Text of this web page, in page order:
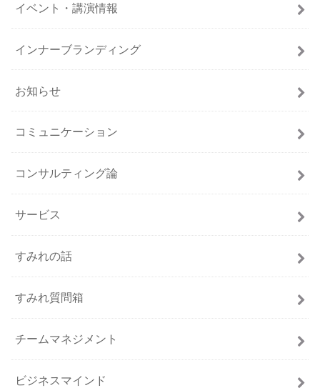
イベント・講演情報
インナーブランディング
お知らせ
コミュニケーション
コンサルティング論
サービス
すみれの話
すみれ質問箱
チームマネジメント
ビジネスマインド